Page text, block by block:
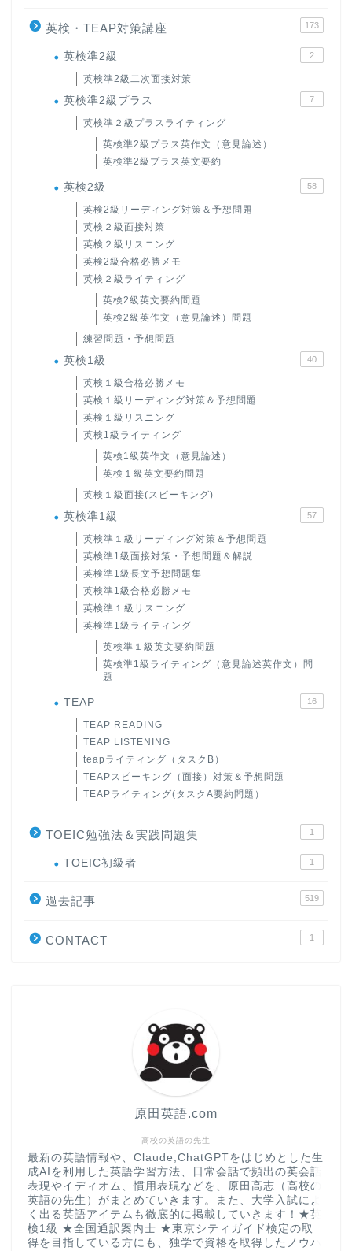
英検・TEAP対策講座 173
英検準2級 2
英検準2級二次面接対策
英検準2級プラス 7
英検準２級プラスライティング
英検準2級プラス英作文（意見論述）
英検準2級プラス英文要約
英検2級 58
英検2級リーディング対策＆予想問題
英検２級面接対策
英検２級リスニング
英検2級合格必勝メモ
英検２級ライティング
英検2級英文要約問題
英検2級英作文（意見論述）問題
練習問題・予想問題
英検1級 40
英検１級合格必勝メモ
英検１級リーディング対策＆予想問題
英検１級リスニング
英検1級ライティング
英検1級英作文（意見論述）
英検１級英文要約問題
英検１級面接(スピーキング)
英検準1級 57
英検準１級リーディング対策＆予想問題
英検準1級面接対策・予想問題＆解説
英検準1級長文予想問題集
英検準1級合格必勝メモ
英検準１級リスニング
英検準1級ライティング
英検準１級英文要約問題
英検準1級ライティング（意見論述英作文）問
題
TEAP 16
TEAP READING
TEAP LISTENING
teapライティング（タスクB）
TEAPスピーキング（面接）対策＆予想問題
TEAPライティング(タスクA要約問題）
TOEIC勉強法＆実践問題集 1
TOEIC初級者 1
過去記事 519
CONTACT 1
高校の英語の先生
原田英語.com
最新の英語情報や、Claude,ChatGPTをはじめとした生
成AIを利用した英語学習方法、日常会話で頻出の英会話
表現やイディオム、慣用表現などを、原田高志（高校の
英語の先生）がまとめていきます。また、大学入試によ
く出る英語アイテムも徹底的に掲載していきます！★英
検1級 ★全国通訳案内士 ★東京シティガイド検定の取
得を目指している方にも、独学で資格を取得したノウハ
大学入試英語対策講座
英語名言・格言・カッコい
い英語＆素敵な英文フレー
CONTACT